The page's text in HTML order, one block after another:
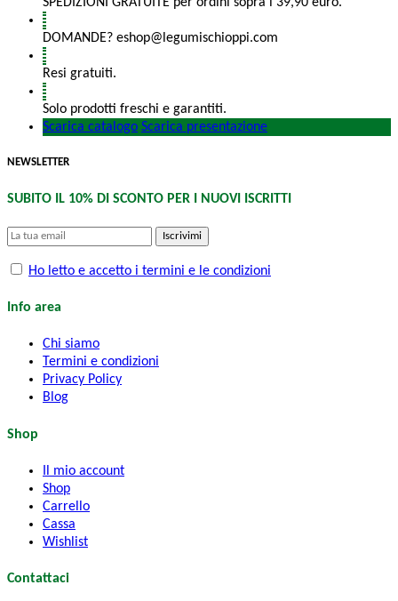
SPEDIZIONI GRATUITE per ordini sopra i 39,90 euro.
DOMANDE? eshop@legumischioppi.com
Resi gratuiti.
Solo prodotti freschi e garantiti.
Scarica catalogo Scarica presentazione
NEWSLETTER
SUBITO IL 10% DI SCONTO PER I NUOVI ISCRITTI
Iscrivimi
Ho letto e accetto i termini e le condizioni
Info area
Chi siamo
Termini e condizioni
Privacy Policy
Blog
Shop
Il mio account
Shop
Carrello
Cassa
Wishlist
Contattaci